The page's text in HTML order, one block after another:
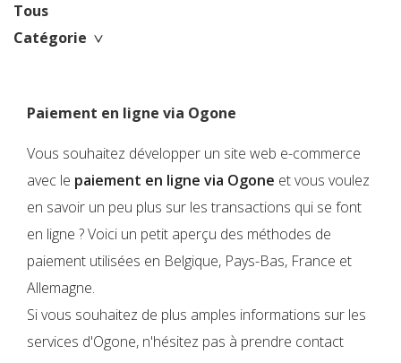
Tous
Catégorie
Paiement en ligne via Ogone
Vous souhaitez développer un site web e-commerce
avec le paiement en ligne via Ogone et vous voulez
en savoir un peu plus sur les transactions qui se font
en ligne ? Voici un petit aperçu des méthodes de
paiement utilisées en Belgique, Pays-Bas, France et
Allemagne.
Si vous souhaitez de plus amples informations sur les
services d'Ogone, n'hésitez pas à prendre contact